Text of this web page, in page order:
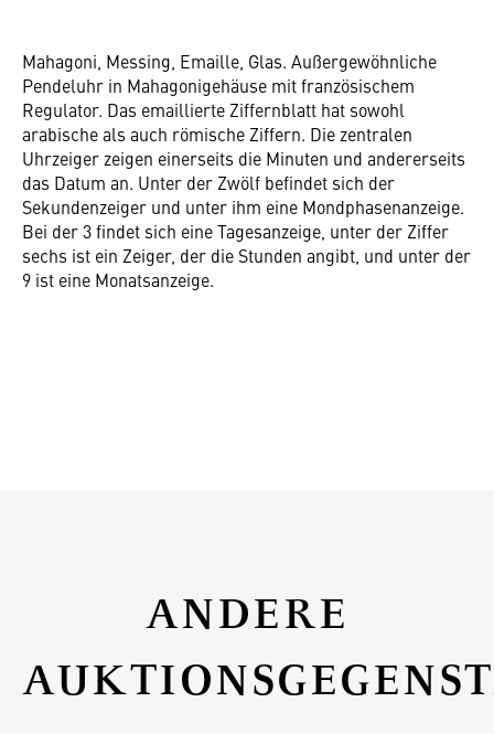
Mahagoni, Messing, Emaille, Glas. Außergewöhnliche
Pendeluhr in Mahagonigehäuse mit französischem
Regulator. Das emaillierte Ziffernblatt hat sowohl
arabische als auch römische Ziffern. Die zentralen
Uhrzeiger zeigen einerseits die Minuten und andererseits
das Datum an. Unter der Zwölf befindet sich der
Sekundenzeiger und unter ihm eine Mondphasenanzeige.
Bei der 3 findet sich eine Tagesanzeige, unter der Ziffer
sechs ist ein Zeiger, der die Stunden angibt, und unter der
9 ist eine Monatsanzeige.
ANDERE